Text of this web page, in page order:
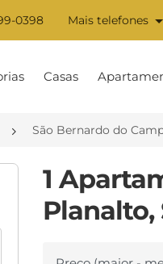
0398 Mais telefones
Casas
São Bernardo do
1
Planalto,